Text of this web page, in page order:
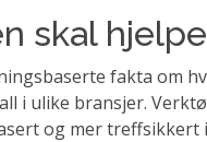
skal
fakta om
i ulike bransjer.
og mer treffsikkert